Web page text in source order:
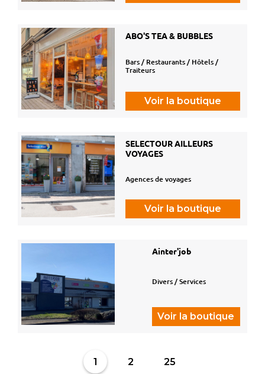
ABO'S TEA & BUBBLES
Bars / Restaurants / Hôtels /
Traiteurs
Voir la boutique
SELECTOUR AILLEURS
VOYAGES
Agences de voyages
Voir la boutique
Ainter'job
Divers / Services
Voir la boutique
1 2 25